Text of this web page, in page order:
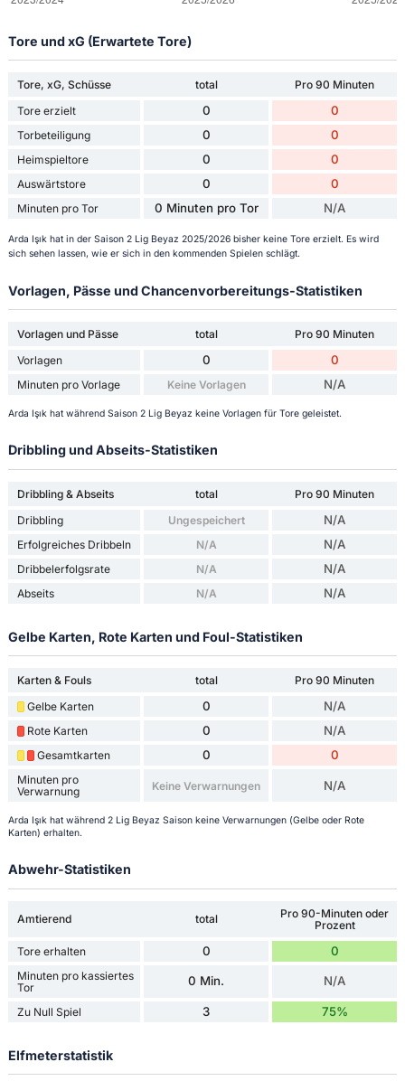
Tore und xG (Erwartete Tore)
Tore, xG, Schüsse total
Pro 90 Minuten
Tore erzielt
0 0
Torbeteiligung 0 0
Heimspieltore 0 0
Auswärtstore 0 0
Minuten pro Tor 0 Minuten pro Tor N/A
Arda Işık hat in der Saison 2 Lig Beyaz 2025/2026 bisher keine Tore erzielt. Es wird
sich sehen lassen, wie er sich in den kommenden Spielen schlägt.
Vorlagen, Pässe und Chancenvorbereitungs-Statistiken
Vorlagen und Pässe total
Pro 90 Minuten
Vorlagen
0 0
Minuten pro Vorlage Keine Vorlagen N/A
Arda Işık hat während Saison 2 Lig Beyaz keine Vorlagen für Tore geleistet.
Dribbling und Abseits-Statistiken
Dribbling & Abseits total
Pro 90 Minuten
Dribbling
Ungespeichert N/A
Erfolgreiches Dribbeln N/A N/A
Dribbelerfolgsrate N/A N/A
Abseits N/A N/A
Gelbe Karten, Rote Karten und Foul-Statistiken
Karten & Fouls total
Pro 90 Minuten
Gelbe Karten
0 N/A
Rote Karten 0 N/A
Gesamtkarten 0 0
Minuten pro
Verwarnung
Keine Verwarnungen N/A
Arda Işık hat während 2 Lig Beyaz Saison keine Verwarnungen (Gelbe oder Rote
Karten) erhalten.
Abwehr-Statistiken
Amtierend total
Pro 90-Minuten oder
Prozent
Tore erhalten
0 0
Minuten pro kassiertes
Tor
0 Min. N/A
Zu Null Spiel 3 75%
Elfmeterstatistik